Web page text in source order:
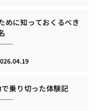
めに知っておくるべき
乗り切った体験記